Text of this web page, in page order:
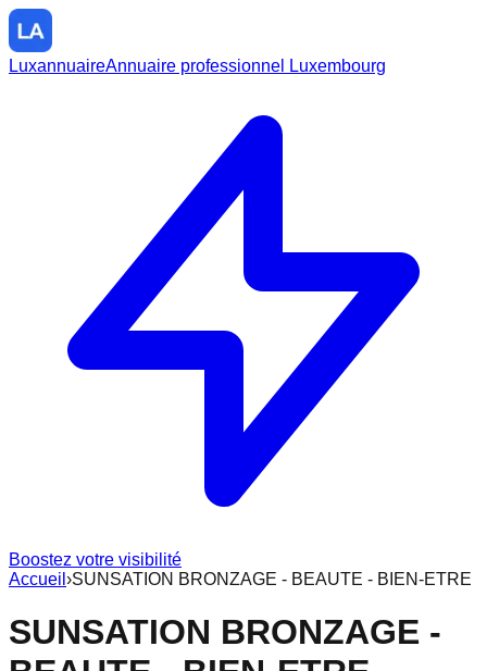
LuxannuaireAnnuaire professionnel Luxembourg
Boostez votre visibilité
Accueil ›SUNSATION BRONZAGE - BEAUTE - BIEN-ETRE
SUNSATION BRONZAGE -